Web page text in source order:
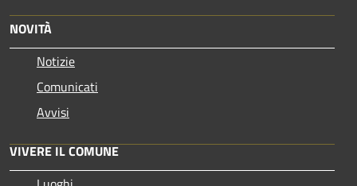
NOVITÀ
Notizie
Comunicati
Avvisi
VIVERE IL COMUNE